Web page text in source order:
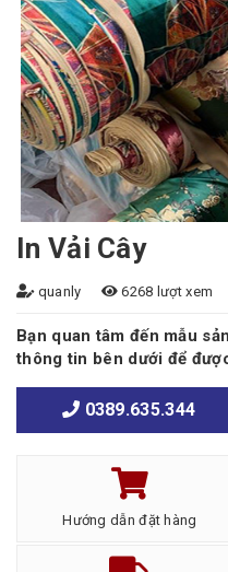
In Vải Cây
quanly 6268 lượt xem
Bạn quan tâm đến mẫu
thông tin bên dưới để
0389.635.344
Hướng dẫn đặt hàng